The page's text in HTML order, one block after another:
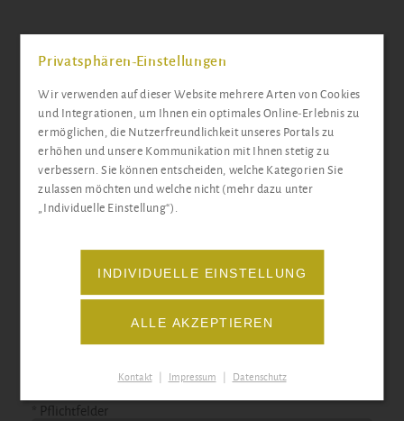
Docemus-Newsletter
Wir informieren Sie über Aktionen, Neuerungen und
unser abwechslungsreiches Schulgeschehen der
jeweiligen Standorte.
Blumberg Grünheide Neu Zittau
* Pflichtfelder
Privatsphären-Einstellungen
Wir verwenden auf dieser Website mehrere Arten von Cookies
und Integrationen, um Ihnen ein optimales Online-Erlebnis zu
ermöglichen, die Nutzerfreundlichkeit unseres Portals zu
erhöhen und unsere Kommunikation mit Ihnen stetig zu
verbessern. Sie können entscheiden, welche Kategorien Sie
zulassen möchten und welche nicht (mehr dazu unter
„Individuelle Einstellung“).
INDIVIDUELLE EINSTELLUNG
ALLE AKZEPTIEREN
Kontakt Impressum Datenschutz